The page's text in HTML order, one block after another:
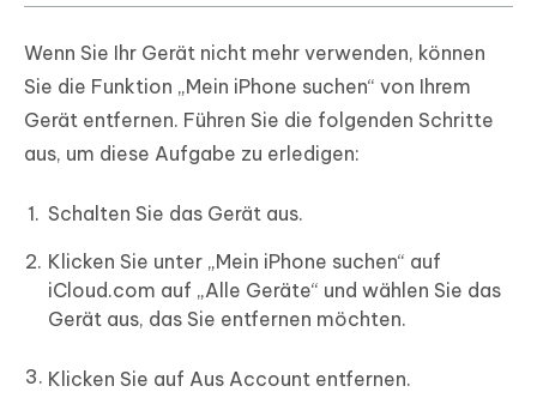
Wenn Sie Ihr Gerät nicht mehr verwenden, können
Sie die Funktion „Mein iPhone suchen“ von Ihrem
Gerät entfernen. Führen Sie die folgenden Schritte
aus, um diese Aufgabe zu erledigen:
Schalten Sie das Gerät aus.
Klicken Sie unter „Mein iPhone suchen“ auf
iCloud.com auf „Alle Geräte“ und wählen Sie das
Gerät aus, das Sie entfernen möchten.
Klicken Sie auf Aus Account entfernen.